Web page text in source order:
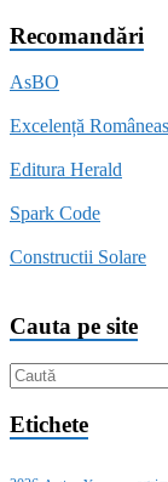
Recomandări
AsBO
Excelență
Editura Herald
Spark Code
Constructii Solare
Cauta pe site
Etichete